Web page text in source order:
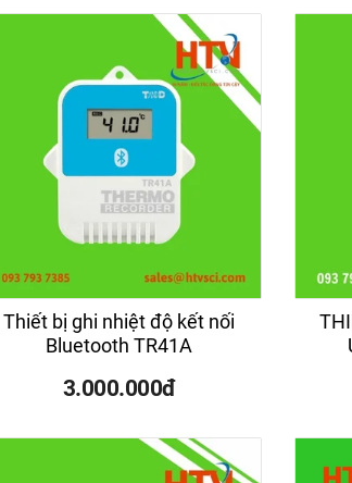
Thiết bị ghi nhiệt độ kết nối
Bluetooth TR41A
3.000.000đ